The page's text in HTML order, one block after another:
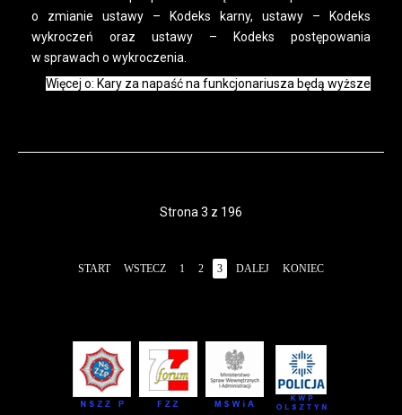
o zmianie ustawy – Kodeks karny, ustawy – Kodeks
wykroczeń oraz ustawy – Kodeks postępowania
w sprawach o wykroczenia.
Więcej o: Kary za napaść na funkcjonariusza będą wyższe
Strona 3 z 196
START WSTECZ 1 2 3 DALEJ KONIEC